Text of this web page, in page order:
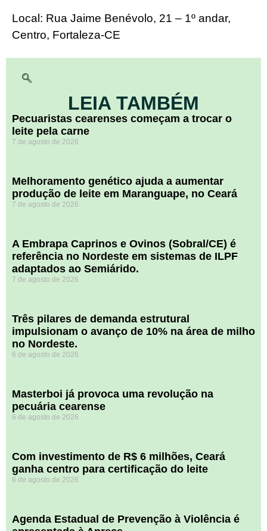
Local: Rua Jaime Benévolo, 21 – 1º andar,
Centro, Fortaleza-CE
LEIA TAMBÉM
Pecuaristas cearenses começam a trocar o
leite pela carne
7 de agosto de 2026
Melhoramento genético ajuda a aumentar
produção de leite em Maranguape, no Ceará
7 de agosto de 2026
A Embrapa Caprinos e Ovinos (Sobral/CE) é
referência no Nordeste em sistemas de ILPF
adaptados ao Semiárido.
7 de agosto de 2026
​Três pilares de demanda estrutural
impulsionam o avanço de 10% na área de milho
no Nordeste.
6 de agosto de 2026
Masterboi já provoca uma revolução na
pecuária cearense
6 de agosto de 2026
Com investimento de R$ 6 milhões, Ceará
ganha centro para certificação do leite
6 de agosto de 2026
Agenda Estadual de Prevenção à Violência é